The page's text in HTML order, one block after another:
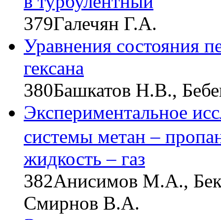
379Галечян Г.А.
Уравнения состояния
гексана
380Башкатов Н.В.,
Экспериментальное
системы метан –
жидкость – газ
382Анисимов М.А.,
Смирнов В.А.